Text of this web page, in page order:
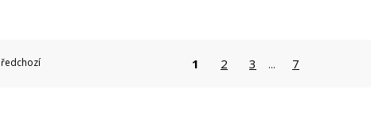
1 2 3 ... 7